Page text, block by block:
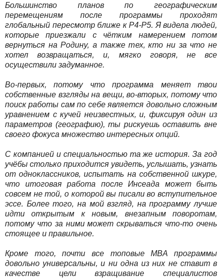
Большинство планов по географическим
перемещениям после программы проходят
глобальный пересмотр ближе к Р4-Р5. Я видела людей,
которые приезжали с чётким намерением потом
вернуться на Родину, а также тех, кто ни за что не
хотел возвращаться, и, мягко говоря, не все
осуществили задуманное.
Во-первых, потому что программа меняет твои
собственные взгляды на вещи, во-вторых, потому что
поиск работы сам по себе является довольно сложным
уравнением с кучей неизвестных, и, фиксируя один из
параметров (географию), ты рискуешь оставить вне
своего фокуса множество интересных опций.
С компанией и специальностью та же история. За год
учёбы столько приходится увидеть, услышать, узнать
от одноклассников, испытать на собственной шкуре,
что итоговая работа после Инсеада может быть
совсем не той, о которой вы писали во вступительное
эссе. Более того, на мой взгляд, на программу лучше
идти открытым к новым, внезапным поворотам,
потому что за ними может скрываться что-то очень
стоящее и правильное.
Кроме того, почти все топовые MBA программы
довольно универсальны, и ни одна из них не ставит в
качестве цели взращивание специалистов